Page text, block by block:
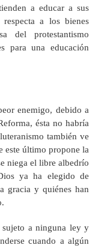
a educar a sus
a los bienes
del protestantismo
para una educación
enemigo, debido a
ésta no habría
también ve
este último propone la
niega el libre albedrío
ya ha elegido de
gracia y quiénes han
a ninguna ley y
cuando a algún